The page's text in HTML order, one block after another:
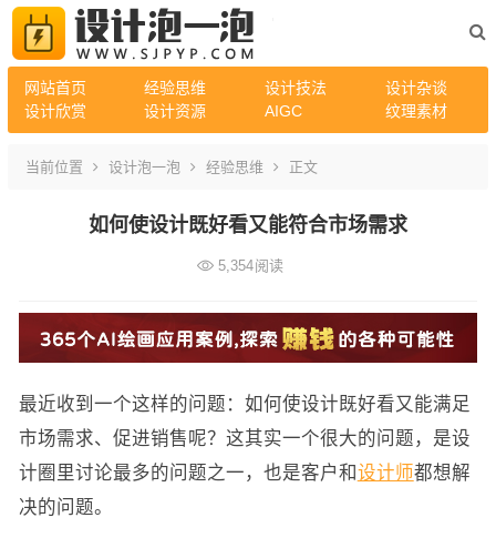
网站首页 经验思维 设计技法
设计杂谈
设计欣赏
设计资源 AIGC 纹理素材
当前位置 设计泡一泡 经验思维 正文
如何使设计既好看又能符合市场需求
5,354阅读
最近收到一个这样的问题：如何使设计既好看又能满足
市场需求、促进销售呢？这其实一个很大的问题，是设
计圈里讨论最多的问题之一，也是客户和设计师都想解
决的问题。